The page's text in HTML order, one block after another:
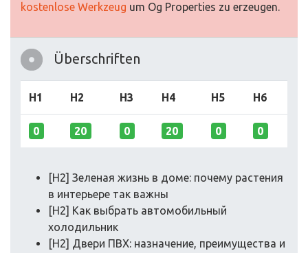
kostenlose Werkzeug um Og Properties zu erzeugen.
Überschriften
H1 H2 H3 H4 H5 H6
0 20 0 20 0 0
[H2] Зеленая жизнь в доме: почему растения
в интерьере так важны
[H2] Как выбрать автомобильный
холодильник
[H2] Двери ПВХ: назначение, преимущества и